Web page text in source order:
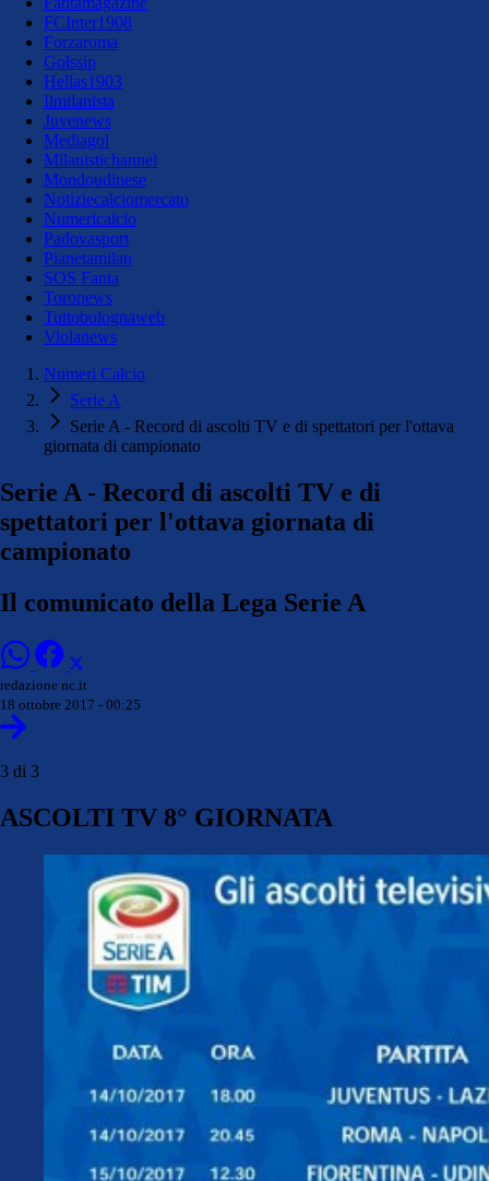
FCInter1908
Forzaroma
Golssip
Hellas1903
Ilmilanista
Juvenews
Mediagol
Milanistichannel
Mondoudinese
Notiziecalciomercato
Numericalcio
Padovasport
Pianetamilan
SOS Fanta
Toronews
Tuttobolognaweb
Violanews
Numeri Calcio
Serie A
Serie A - Record di ascolti TV e di spettatori per l'ottava
giornata di campionato
Serie A - Record di ascolti TV e di
spettatori per l'ottava giornata di
campionato
Il comunicato della Lega Serie A
redazione nc.it
18 ottobre 2017 - 00:25
3 di 3
ASCOLTI TV 8° GIORNATA